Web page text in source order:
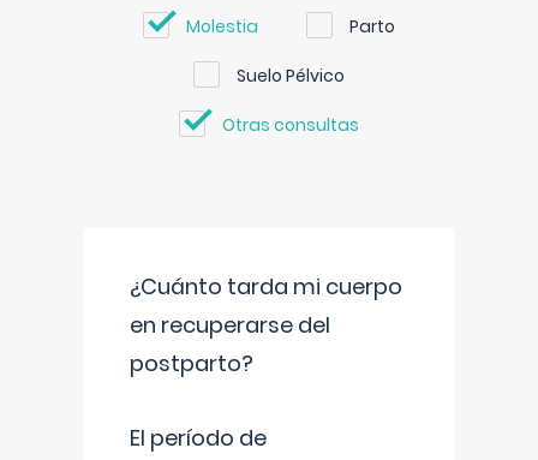
Molestia Parto
Suelo Pélvico
Otras consultas
¿Cuánto tarda mi cuerpo
en recuperarse del
postparto?
El período de